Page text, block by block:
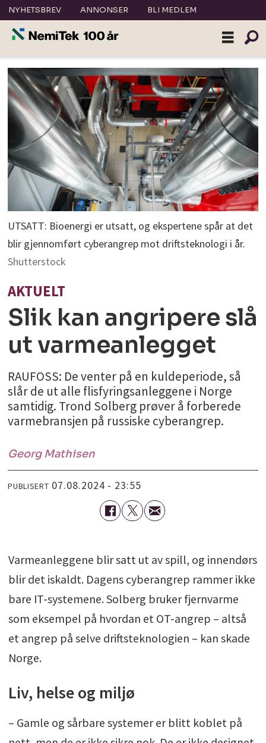
NYHETSBREV ANNONSER BLI MEDLEM
UTSATT: Bioenergi er utsatt, og ekspertene spår at det
blir gjennomført cyberangrep mot driftsteknologi i år.
Shutterstock
AKTUELT
Slik kan angripere slå
ut varmeanlegget
RAUFOSS: De venter på en kuldeperiode, så
slår de ut alle flisfyringsanleggene i Norge
samtidig. Trond Solberg prøver å forberede
varmebransjen på russiske cyberangrep.
Georg Mathisen
PUBLISERT 07.08.2024 - 23:55
Varmeanleggene blir satt ut av spill, og innendørs
blir det iskaldt. Dagens cyberangrep rammer ikke
bare IT-systemene. Solberg bruker fjernvarme
som eksempel på hvordan et OT-angrep – altså
et angrep på selve driftsteknologien – kan skade
Norge.
Liv, helse og miljø
– Gamle og sårbare systemer er blitt koblet på